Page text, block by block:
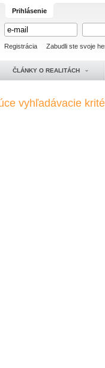
Prihlásenie
Registrácia Zabudli ste svoje
ČLÁNKY O REALITÁCH
vyhľadávacie